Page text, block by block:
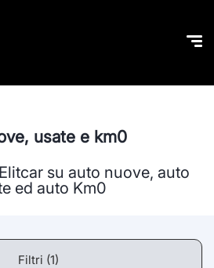
usate e km0
su auto nuove, auto
ed auto Km0
Filtri (1)